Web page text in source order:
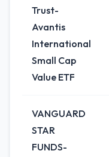
Trust-
Avantis
International
Small Cap
Value ETF
VANGUARD
STAR
FUNDS-